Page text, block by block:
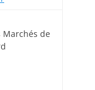
Marchés de